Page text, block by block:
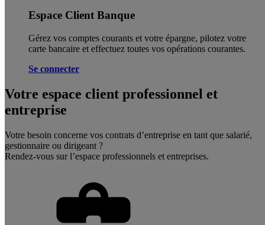
Espace Client Banque
Gérez vos comptes courants et votre épargne, pilotez votre
carte bancaire et effectuez toutes vos opérations courantes.
Se connecter
Votre espace client professionnel et
entreprise
Votre besoin concerne vos contrats d’entreprise en tant que salarié,
gestionnaire ou dirigeant ?
Rendez-vous sur l’espace professionnels et entreprises.